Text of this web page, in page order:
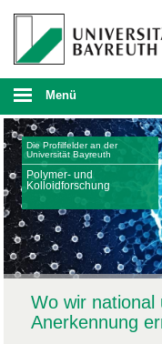
Menü
Die Profilfelder an der
Universität Bayreuth
Polymer- und
Kolloidforschung
Wo wir national
Anerkennung